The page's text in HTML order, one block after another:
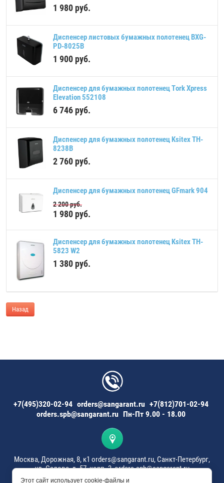
1 980 руб.
Диспенсер листовых бумажных полотенец BXG-
PD-8025В
1 900 руб.
Диспенсер для бумажных полотенец Tork Xpress
Elevation 552108
6 746 руб.
Диспенсер для бумажных полотенец Ksitex TH-
8238B
2 760 руб.
Диспенсер для бумажных полотенец GFmark 904
2 200руб.
1 980 руб.
Диспенсер для бумажных полотенец Ksitex TH-
5823 W2
1 380 руб.
Назад
+7(495)320-02-94 orders@sangarant.ru +7(812)701-02-94
orders.spb@sangarant.ru Пн-Пт 9.00 - 18.00
Москва, Дорожная, 8, к1 orders@sangarant.ru, Санкт-Петербург,
ул. Салова, д. 57, корп. 3, orders.spb@sangarant.ru
Этот сайт использует cookie-файлы и